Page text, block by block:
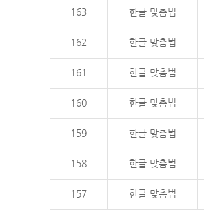
163 한글 맞춤법
162 한글 맞춤법
161 한글 맞춤법
160 한글 맞춤법
159 한글 맞춤법
158 한글 맞춤법
157 한글 맞춤법